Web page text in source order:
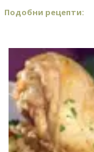
Подобни рецепти: